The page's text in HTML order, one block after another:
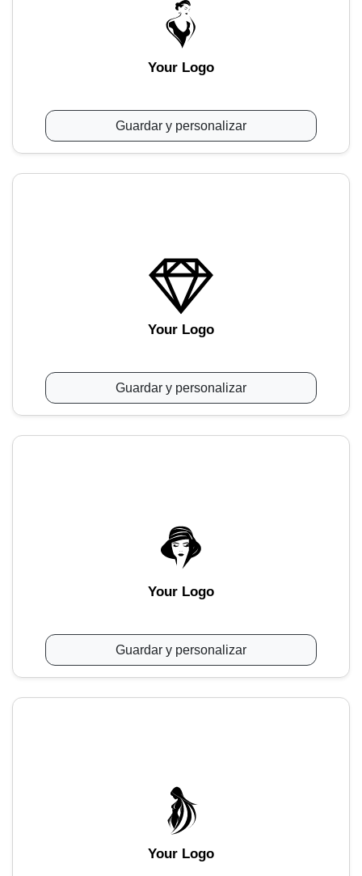
Your Logo
Guardar y personalizar
Your Logo
Guardar y personalizar
Your Logo
Guardar y personalizar
Your Logo